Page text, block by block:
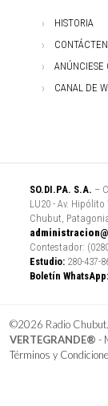
HISTORIA
ANÚNCIESE
CANAL DE
SO.DI.PA. S.A. –
LU20 - Av. Hipólito
Chubut,
Contestador:
Estudio: 280-437-
Boletín WhatsApp:
©2026 Radio Chubut.
VERTEGRANDE® -
Términos y